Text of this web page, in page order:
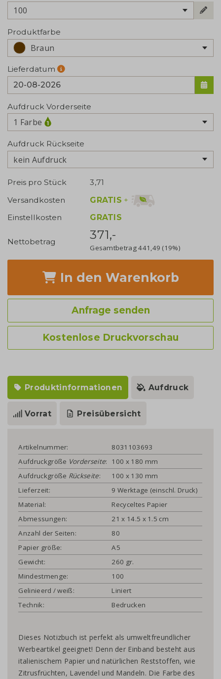
100
Produktfarbe
Braun
Lieferdatum
Aufdruck Vorderseite
1 Farbe
Aufdruck Rückseite
kein Aufdruck
Preis pro Stück
3,71
Versandkosten
GRATIS +
Einstellkosten
GRATIS
Nettobetrag 371,-
Gesamtbetrag441,49 (19%)
In den Warenkorb
Anfrage senden
Kostenlose Druckvorschau
Produktinformationen Aufdruck
Vorrat Preisübersicht
Artikelnummer:
8031103693
Aufdruckgröße Vorderseite:
100 x 180 mm
Aufdruckgröße Rückseite:
100 x 130 mm
Lieferzeit:
9 Werktage (einschl. Druck)
Material:
Recyceltes Papier
Abmessungen:
21 x 14.5 x 1.5 cm
Anzahl der Seiten:
80
Papier größe:
A5
Gewicht:
260 gr.
Mindestmenge:
100
Gelinieerd / weiß:
Liniert
Technik:
Bedrucken
Dieses Notizbuch ist perfekt als umweltfreundlicher
Werbeartikel geeignet! Denn der Einband besteht aus
italienischem Papier und natürlichen Reststoffen, wie
Zitrusfrüchten, Lavendel und Mandeln. Die Farbe des